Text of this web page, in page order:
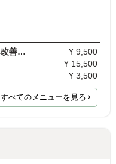
ハイフフェイシャル しわ、たるみ改善ケア（お顔全…
¥ 9,500
¥ 15,500
¥ 3,500
すべてのメニューを見る